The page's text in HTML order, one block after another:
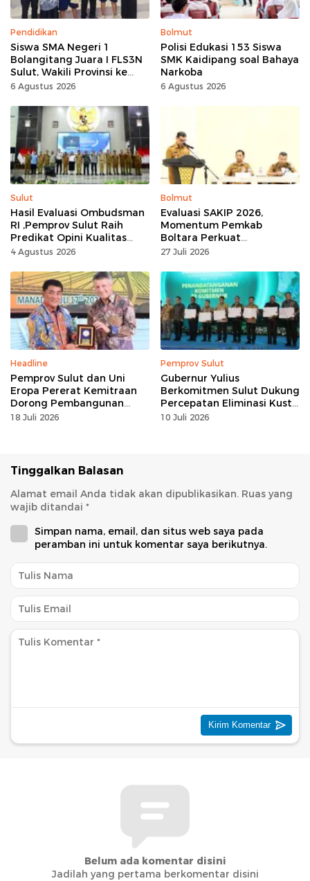
Pendidikan
Siswa SMA Negeri 1
Bolangitang Juara I FLS3N
Sulut, Wakili Provinsi ke
Tingkat Nasional
6 Agustus 2026
Bolmut
Polisi Edukasi 153 Siswa
SMK Kaidipang soal Bahaya
Narkoba
6 Agustus 2026
Sulut
Hasil Evaluasi Ombudsman
RI ,Pemprov Sulut Raih
Predikat Opini Kualitas
Tinggi Tanpa
4 Agustus 2026
Bolmut
Evaluasi SAKIP 2026,
Momentum Pemkab
Boltara Perkuat
Akuntabilitas dan Kinerja
27 Juli 2026
Headline
Pemprov Sulut dan Uni
Eropa Pererat Kemitraan
Dorong Pembangunan
Berkelanjutan
18 Juli 2026
Pemprov Sulut
Gubernur Yulius
Berkomitmen Sulut Dukung
Percepatan Eliminasi Kusta
dan Hapus Stigma
10 Juli 2026
Tinggalkan Balasan
Alamat email Anda tidak akan dipublikasikan. Ruas yang
wajib ditandai *
Simpan nama, email, dan situs web saya pada
peramban ini untuk komentar saya berikutnya.
Belum ada komentar disini
Jadilah yang pertama berkomentar disini